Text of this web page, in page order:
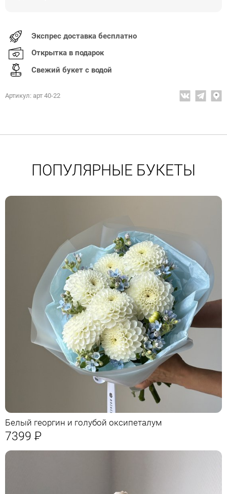
Экспрес доставка бесплатно
Открытка в подарок
Свежий букет с водой
Артикул: арт 40-22
ПОПУЛЯРНЫЕ БУКЕТЫ
Белый георгин и голубой оксипеталум
7399 Р